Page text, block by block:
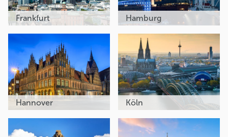
Frankfurt Hamburg
Hannover Köln